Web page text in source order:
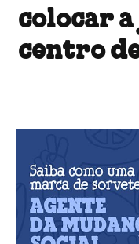
colocar
centro